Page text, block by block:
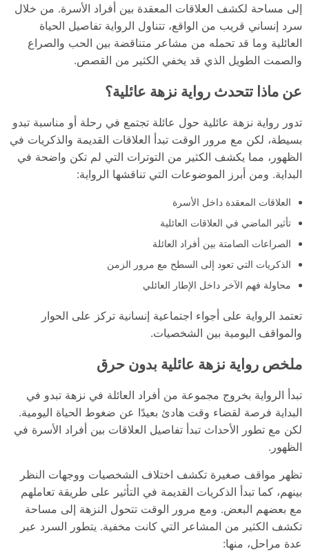
إلى مساحة لكشف العلاقات المعقدة بين أفراد الأسرة. من خلال
سرد إنساني قريب من الواقع، تتناول الرواية تفاصيل الحياة
العائلية وما قد تحمله من مشاعر متناقضة بين الحب والصراع
والصمت الطويل الذي قد يخفي الكثير من القصص.
عن ماذا تتحدث رواية نزهة عائلية؟
تدور رواية نزهة عائلية حول عائلة تجتمع في رحلة أو مناسبة تبدو
بسيطة، لكن مع مرور الوقت تبدأ العلاقات القديمة والذكريات في
الظهور، مما يكشف الكثير من التوترات التي لم تكن واضحة في
البداية. ومن أبرز الموضوعات التي تناقشها الرواية:
العلاقات المعقدة داخل الأسرة
تأثير الماضي في العلاقات العائلية
الصراعات الصامتة بين أفراد العائلة
الذكريات التي تعود إلى السطح مع مرور الزمن
محاولة فهم الآخر داخل الإطار العائلي
تعتمد الرواية على أجواء اجتماعية إنسانية تركز على الحوار
والمواقف اليومية بين الشخصيات.
ملخص رواية نزهة عائلية بدون حرق
تبدأ الرواية بخروج مجموعة من أفراد العائلة في نزهة تبدو في
البداية فرصة لقضاء وقت هادئ بعيدًا عن ضغوط الحياة اليومية.
لكن مع تطور الأحداث تبدأ تفاصيل العلاقات بين أفراد الأسرة في
الظهور.
تظهر مواقف صغيرة تكشف اختلاف الشخصيات ووجهات النظر
بينهم، كما تبدأ الذكريات القديمة في التأثير على طريقة تعاملهم
مع بعضهم البعض. ومع مرور الوقت تتحول النزهة إلى مساحة
تكشف الكثير من المشاعر التي كانت مخفية. يتطور السرد عبر
عدة مراحل، منها: